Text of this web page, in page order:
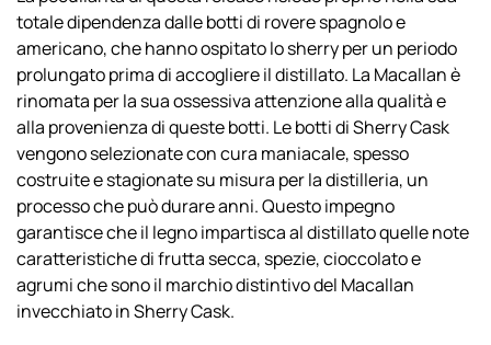
totale dipendenza dalle botti di rovere spagnolo e
americano, che hanno ospitato lo sherry per un periodo
prolungato prima di accogliere il distillato. La Macallan è
rinomata per la sua ossessiva attenzione alla qualità e
alla provenienza di queste botti. Le botti di Sherry Cask
vengono selezionate con cura maniacale, spesso
costruite e stagionate su misura per la distilleria, un
processo che può durare anni. Questo impegno
garantisce che il legno impartisca al distillato quelle note
caratteristiche di frutta secca, spezie, cioccolato e
agrumi che sono il marchio distintivo del Macallan
invecchiato in Sherry Cask.